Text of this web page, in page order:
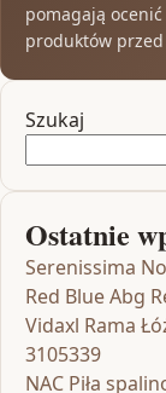
pomagają
produktów
Szukaj
Ostatnie
Serenissima
Red Blue Abg
Vidaxl Rama
3105339
NAC Piła